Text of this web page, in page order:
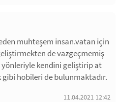
muhteşem insan.vatan için
de vazgeçmemiş
kendini geliştirip at
hobileri de bulunmaktadır.
11.04.2021 12:42